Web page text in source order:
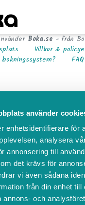
använder
enhetsidentifierare för
analysera
annonsering till
det krävs för
vi även sådana
från din enhet till
annons- och
Boka.se - från
Villkor &
FAQ